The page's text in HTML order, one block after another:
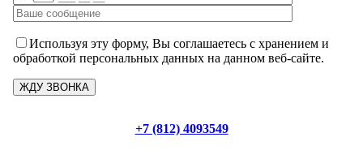
Используя эту форму, Вы соглашаетесь с хранением и
обработкой персональных данных на данном веб-сайте.
+7 (812) 4093549